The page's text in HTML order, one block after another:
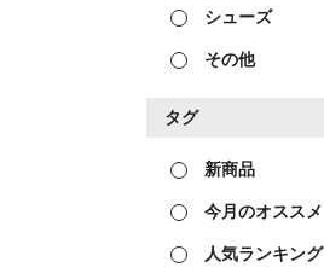
シューズ
その他
タグ
新商品
今月のオススメ
人気ランキング